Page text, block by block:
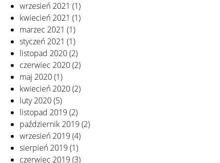
wrzesień 2021 (1)
kwiecień 2021 (1)
marzec 2021 (1)
styczeń 2021 (1)
listopad 2020(2)
czerwiec 2020(2)
maj 2020(1)
kwiecień 2020(2)
luty 2020(5)
listopad 2019 (2)
październik 2019 (2)
wrzesień 2019 (4)
sierpień 2019 (1)
czerwiec 2019 (3)